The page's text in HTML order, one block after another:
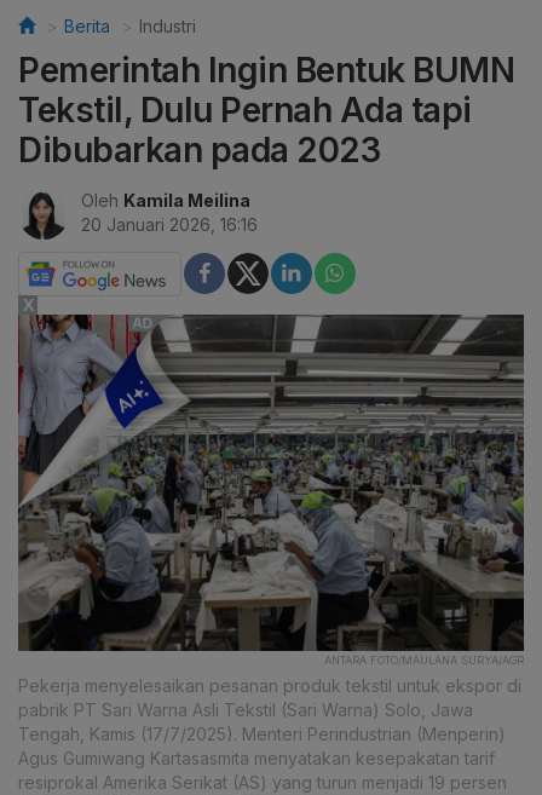
Berita Industri
Pemerintah Ingin Bentuk BUMN
Tekstil, Dulu Pernah Ada tapi
Dibubarkan pada 2023
Oleh Kamila Meilina
20 Januari 2026, 16:16
ANTARA FOTO/MAULANA SURYA/AGR
Pekerja menyelesaikan pesanan produk tekstil untuk ekspor di
pabrik PT Sari Warna Asli Tekstil (Sari Warna) Solo, Jawa
Tengah, Kamis (17/7/2025). Menteri Perindustrian (Menperin)
Agus Gumiwang Kartasasmita menyatakan kesepakatan tarif
resiprokal Amerika Serikat (AS) yang turun menjadi 19 persen
X